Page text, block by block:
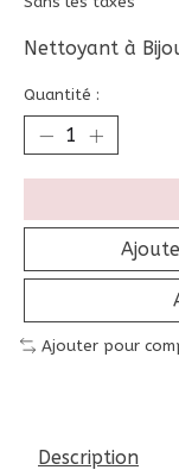
Nettoyant à
Quantité :
Ajouter pour
Description